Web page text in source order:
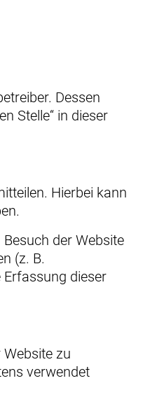
Dessen
Stelle“ in dieser
Hierbei kann
der Website
(z. B.
dieser
zu
verwendet